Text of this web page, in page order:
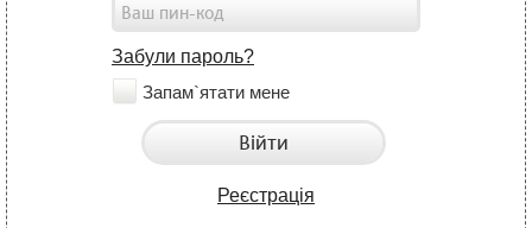
Забули пароль?
Запам`ятати мене
Війти
Реєстрація